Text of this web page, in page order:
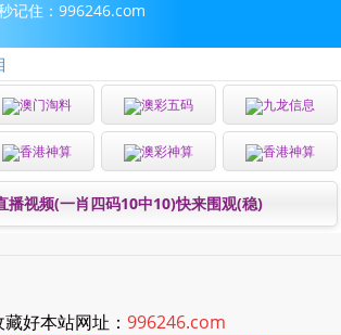
记住：996246.com
澳门淘料 澳彩五码 九龙信息
香港神算 澳彩神算 香港神算
播视频(一肖四码10中10)快来围观(稳)
好本站网址： 996246.com